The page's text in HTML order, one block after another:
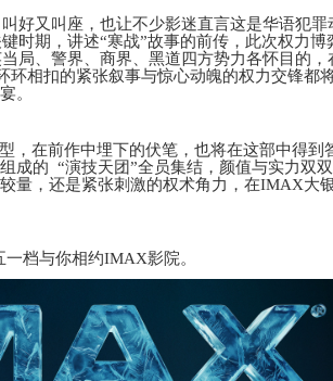
好又叫座，也让不少影迷直言这是华语犯罪
时期，讲述“寒战”故事的前传，此次权力
局、警界、商界、黑道 四方势力各怀目的
相扣的紧张叙事与惊心动魄的权力交锋都
。
，在前作中埋下的伏笔，也将在这部中得到
成的 “演技天团”全员集结，颜值与实力双
较量，还是紧张刺激的权术角力，在IMAX大
档与你相约IMAX影院。